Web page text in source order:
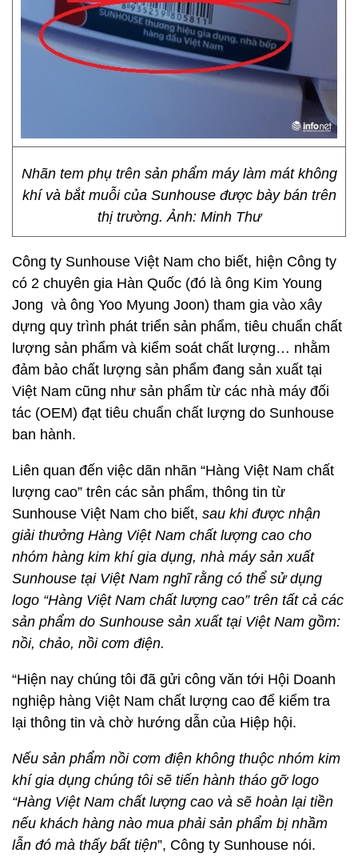
Nhãn tem phụ trên sản phẩm máy làm mát không
khí và bắt muỗi của Sunhouse được bày bán trên
thị trường. Ảnh: Minh Thư
Công ty Sunhouse Việt Nam cho biết, hiện Công ty
có 2 chuyên gia Hàn Quốc (đó là ông Kim Young
Jong và ông Yoo Myung Joon) tham gia vào xây
dựng quy trình phát triển sản phẩm, tiêu chuẩn chất
lượng sản phẩm và kiểm soát chất lượng… nhằm
đảm bảo chất lượng sản phẩm đang sản xuất tại
Việt Nam cũng như sản phẩm từ các nhà máy đối
tác (OEM) đạt tiêu chuẩn chất lượng do Sunhouse
ban hành.
Liên quan đến việc dãn nhãn “Hàng Việt Nam chất
lượng cao” trên các sản phẩm, thông tin từ
Sunhouse Việt Nam cho biết, sau khi được nhận
giải thưởng Hàng Việt Nam chất lượng cao cho
nhóm hàng kim khí gia dụng, nhà máy sản xuất
Sunhouse tại Việt Nam nghĩ rằng có thể sử dụng
logo “Hàng Việt Nam chất lượng cao” trên tất cả các
sản phẩm do Sunhouse sản xuất tại Việt Nam gồm:
nồi, chảo, nồi cơm điện.
“Hiện nay chúng tôi đã gửi công văn tới Hội Doanh
nghiệp hàng Việt Nam chất lượng cao để kiểm tra
lại thông tin và chờ hướng dẫn của Hiệp hội.
Nếu sản phẩm nồi cơm điện không thuộc nhóm kim
khí gia dụng chúng tôi sẽ tiến hành tháo gỡ logo
“Hàng Việt Nam chất lượng cao và sẽ hoàn lại tiền
nếu khách hàng nào mua phải sản phẩm bị nhầm
lẫn đó mà thấy bất tiện”, Công ty Sunhouse nói.